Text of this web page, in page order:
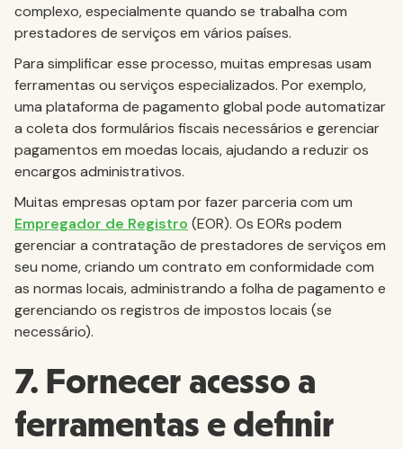
complexo, especialmente quando se trabalha com
prestadores de serviços em vários países.
Para simplificar esse processo, muitas empresas usam
ferramentas ou serviços especializados. Por exemplo,
uma plataforma de pagamento global pode automatizar
a coleta dos formulários fiscais necessários e gerenciar
pagamentos em moedas locais, ajudando a reduzir os
encargos administrativos.
Muitas empresas optam por fazer parceria com um
Empregador de Registro (EOR). Os EORs podem
gerenciar a contratação de prestadores de serviços em
seu nome, criando um contrato em conformidade com
as normas locais, administrando a folha de pagamento e
gerenciando os registros de impostos locais (se
necessário).
7. Fornecer acesso a
ferramentas e definir